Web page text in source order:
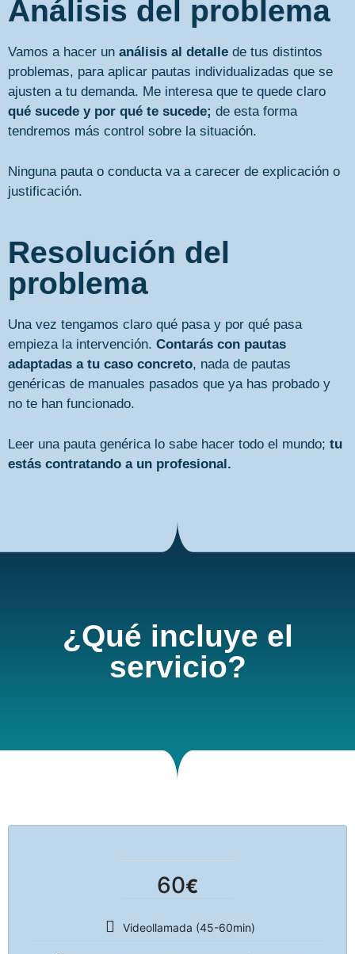
Análisis del problema
Vamos a hacer un análisis al detalle de tus distintos
problemas, para aplicar pautas individualizadas que se
ajusten a tu demanda. Me interesa que te quede claro
qué sucede y por qué te sucede; de esta forma
tendremos más control sobre la situación.
Ninguna pauta o conducta va a carecer de explicación o
justificación.
Resolución del
problema
Una vez tengamos claro qué pasa y por qué pasa
empieza la intervención. Contarás con pautas
adaptadas a tu caso concreto, nada de pautas
genéricas de manuales pasados que ya has probado y
no te han funcionado.
Leer una pauta genérica lo sabe hacer todo el mundo; tu
estás contratando a un profesional.
¿Qué incluye el
servicio?
60€
Videollamada (45-60min)